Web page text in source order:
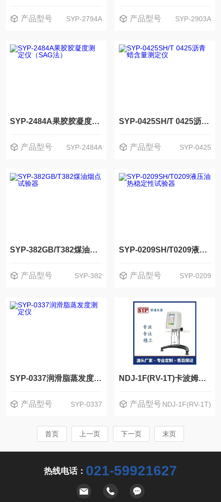
产品型号 SYP-2794A 产品型号 SYP-2903A
SYP-2484A果胶胶凝度测定仪（SAG法）
产品型号 SYP-2484A
SYP-0425SH/T 0425沥青蜡含量测定仪
产品型号 SYP-0425
SYP-382GB/T382煤油烟点试验器
产品型号 SYP-382
SYP-0209SH/T0209液压油热稳定性试验器
产品型号 SYP-0209
SYP-0337润滑脂蒸发度测定仪
产品型号 SYP-0337
NDJ-1F(RV-1T)卡波姆粘度测试仪
产品型号NDJ-1F(RV-1T)
首页 上一页 下一页 末页
热线电话： 021-59921627